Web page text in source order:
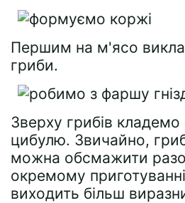
Першим на м'ясо
гриби.
Зверху грибів
цибулю. Звичайно,
можна обсмажити
окремому
виходить більш